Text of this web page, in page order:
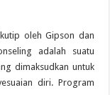
oleh Gipson dan
adalah suatu
dimaksudkan untuk
diri. Program